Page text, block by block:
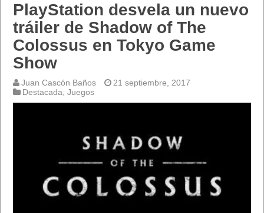
PlayStation desvela un nuevo
tráiler de Shadow of The
Colossus en Tokyo Game
Show
Juan Cascón Baños
21 septiembre, 2017
Destacada,Juegos